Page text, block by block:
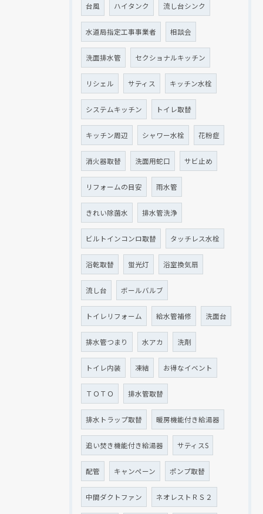
台風 ハイタンク 流し台シンク
水道局指定工事事業者 相談会
洗面排水管 セクショナルキッチン
リシェル サティス キッチン水栓
システムキッチン トイレ取替
キッチン周辺 シャワー水栓 花粉症
消火器取替 洗面用蛇口 サビ止め
リフォームの目安 雨水管
きれい除菌水 排水管洗浄
ビルトインコンロ取替 タッチレス水栓
浴乾取替 蛍光灯 浴室換気扇
流し台 ボールバルブ
トイレリフォーム 給水管補修 洗面台
排水管つまり 水アカ 洗剤
トイレ内装 凍結 お得なイベント
ＴＯＴＯ 排水管取替
排水トラップ取替 暖房機能付き給湯器
追い焚き機能付き給湯器 サティスS
配管 キャンペーン ポンプ取替
中間ダクトファン ネオレストＲＳ２